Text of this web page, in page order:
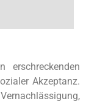
Akzeptanz.